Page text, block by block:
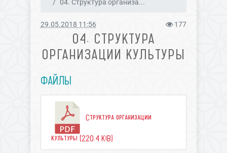
04. Структура организа...
29.05.2018 11:56 177
04. СТРУКТУРА
ОРГАНИЗАЦИИ КУЛЬТУРЫ
ФАЙЛЫ
Структура организации
культуры (220.4 KiB)